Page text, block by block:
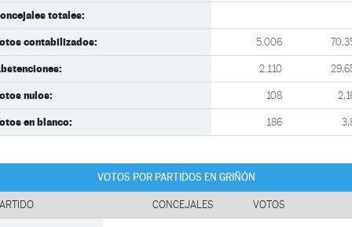
totales:
contabilizados: 5.006
2.110
nulos: 108
en blanco: 186
VOTOS POR PARTIDOS EN GRIÑÓN
CONCEJALES VOTOS